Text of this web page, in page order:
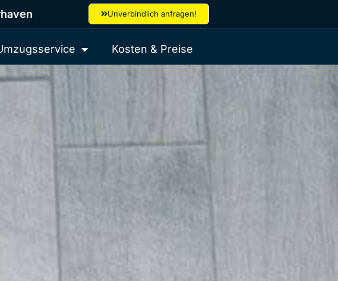
Unverbindlich anfragen!
Kosten & Preise